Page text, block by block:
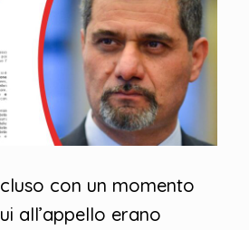
con un momento
all’appello erano